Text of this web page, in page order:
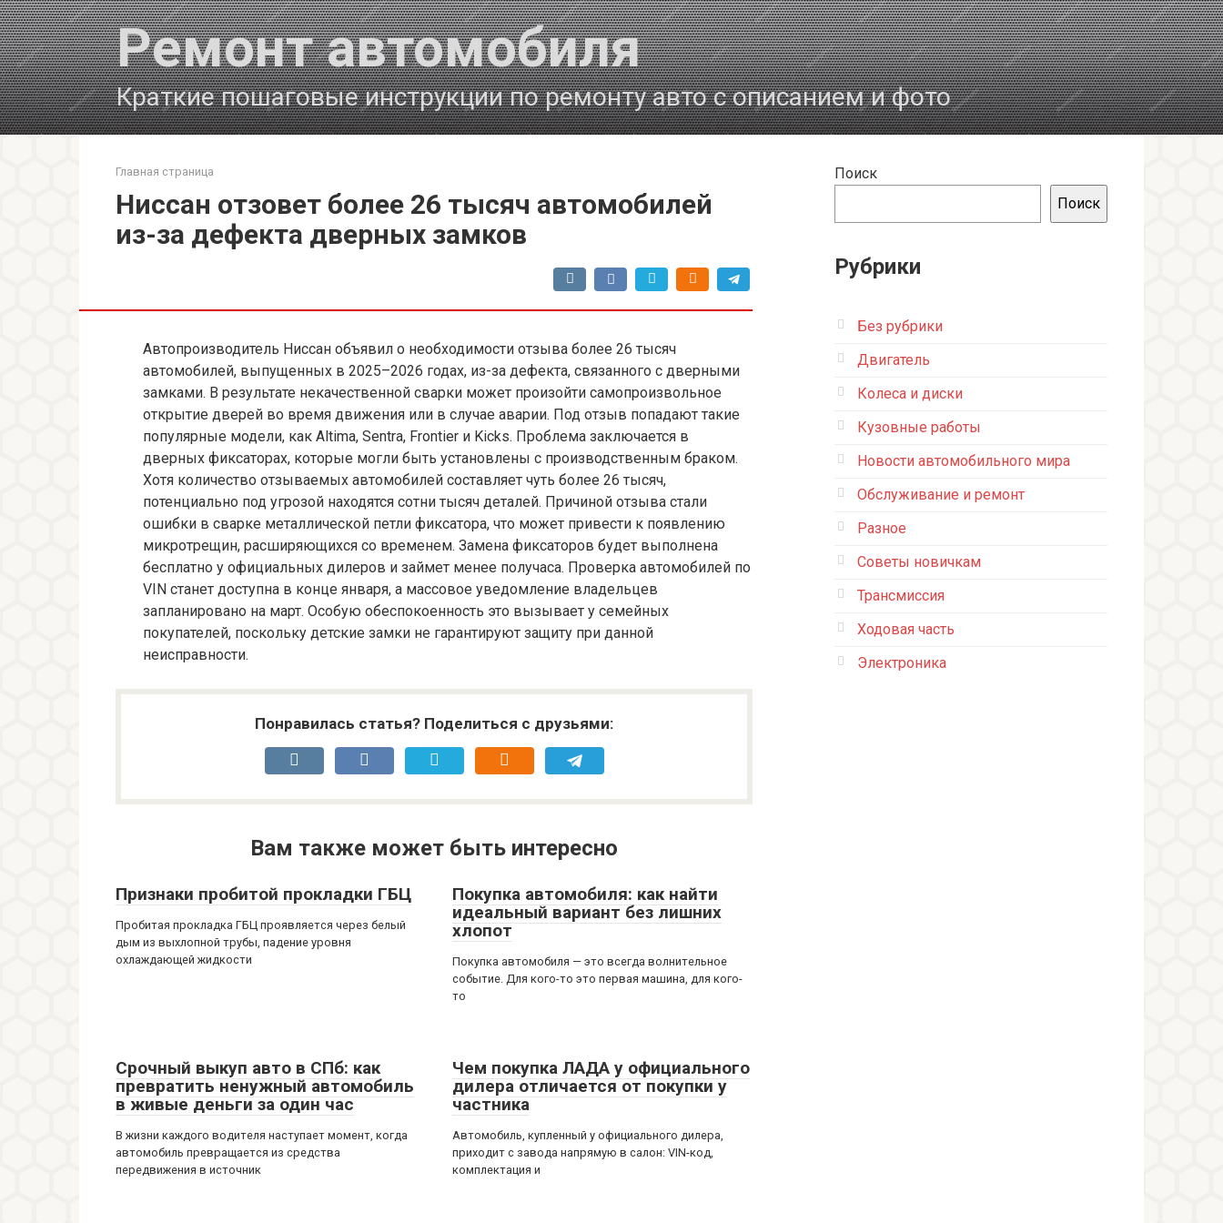
Перейти
к
контенту
Ремонт автомобиля
Краткие пошаговые инструкции по ремонту авто с описанием и фото
Главная страница
Ниссан отзовет более 26 тысяч автомобилей
из-за дефекта дверных замков
Автопроизводитель Ниссан объявил о необходимости отзыва более 26 тысяч
автомобилей, выпущенных в 2025–2026 годах, из-за дефекта, связанного с дверными
замками. В результате некачественной сварки может произойти самопроизвольное
открытие дверей во время движения или в случае аварии. Под отзыв попадают такие
популярные модели, как Altima, Sentra, Frontier и Kicks. Проблема заключается в
дверных фиксаторах, которые могли быть установлены с производственным браком.
Хотя количество отзываемых автомобилей составляет чуть более 26 тысяч,
потенциально под угрозой находятся сотни тысяч деталей. Причиной отзыва стали
ошибки в сварке металлической петли фиксатора, что может привести к появлению
микротрещин, расширяющихся со временем. Замена фиксаторов будет выполнена
бесплатно у официальных дилеров и займет менее получаса. Проверка автомобилей по
VIN станет доступна в конце января, а массовое уведомление владельцев
запланировано на март. Особую обеспокоенность это вызывает у семейных
покупателей, поскольку детские замки не гарантируют защиту при данной
неисправности.
Понравилась статья? Поделиться с друзьями:
Вам также может быть интересно
Признаки пробитой прокладки ГБЦ
Пробитая прокладка ГБЦ проявляется через белый
дым из выхлопной трубы, падение уровня
охлаждающей жидкости
Покупка автомобиля: как найти
идеальный вариант без лишних
хлопот
Покупка автомобиля — это всегда волнительное
событие. Для кого-то это первая машина, для кого-
то
Срочный выкуп авто в СПб: как
превратить ненужный автомобиль
в живые деньги за один час
В жизни каждого водителя наступает момент, когда
автомобиль превращается из средства
передвижения в источник
Чем покупка ЛАДА у официального
дилера отличается от покупки у
частника
Автомобиль, купленный у официального дилера,
приходит с завода напрямую в салон: VIN-код,
комплектация и
Поиск
Поиск
Рубрики
Без рубрики
Двигатель
Колеса и диски
Кузовные работы
Новости автомобильного мира
Обслуживание и ремонт
Разное
Советы новичкам
Трансмиссия
Ходовая часть
Электроника